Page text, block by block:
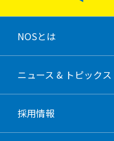
NOSとは
ニュース & トピックス
採用情報